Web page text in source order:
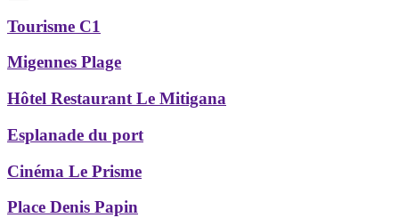
Tourisme C1
Migennes Plage
Hôtel Restaurant Le Mitigana
Esplanade du port
Cinéma Le Prisme
Place Denis Papin